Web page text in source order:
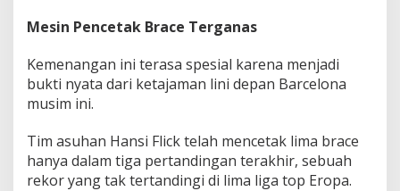
Mesin Pencetak Brace Terganas
Kemenangan ini terasa spesial karena menjadi
bukti nyata dari ketajaman lini depan Barcelona
musim ini.
Tim asuhan Hansi Flick telah mencetak lima brace
hanya dalam tiga pertandingan terakhir, sebuah
rekor yang tak tertandingi di lima liga top Eropa.